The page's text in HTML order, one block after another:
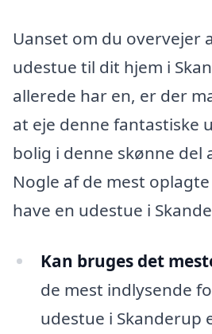
Uanset om du overvejer
udestue til dit hjem i
allerede har en, er der
at eje denne fantastiske
bolig i denne skønne del
Nogle af de mest
have en udestue i
Kan bruges det
de mest indlysende
udestue i Skanderup